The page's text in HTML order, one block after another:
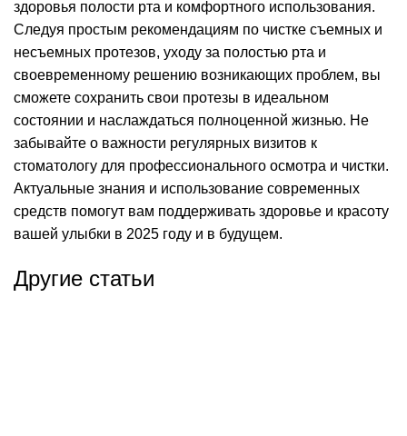
здоровья полости рта и комфортного использования.
Следуя простым рекомендациям по чистке съемных и
несъемных протезов, уходу за полостью рта и
своевременному решению возникающих проблем, вы
сможете сохранить свои протезы в идеальном
состоянии и наслаждаться полноценной жизнью. Не
забывайте о важности регулярных визитов к
стоматологу для профессионального осмотра и чистки.
Актуальные знания и использование современных
средств помогут вам поддерживать здоровье и красоту
вашей улыбки в 2025 году и в будущем.
Другие статьи